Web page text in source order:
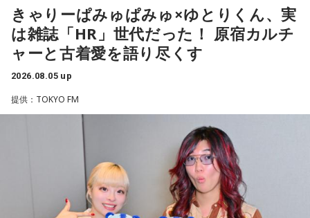
人の方のお名前が分かり、石碑にもお名前が刻まれました。
ご遺族の方も80年の時を経て、「ようやくホッとした」とお
っしゃったといいます。「調査は諦めてはいけない」と話す
齊藤さんですが、まだまだご苦労もあります。
「当時は自分の持ち物に名前を書いていましたので、遺品に
お名前はあるんですが、ご家族からの借物を持っていたりし
て、亡くなったと特定できないケースもあるんです。だか
ら、あの日、列車に乗っていて亡くなった方のご遺族の方に
お目にかかりたいんです」
8月5日、いのはなトンネルの近くでは、慰霊の集いが開かれ
パーソナリティ：アンジー校長（アンジェリーナ1/3・
Gacharic Spin）、たんぼ教頭（溝上たんぼ）
放送日時：月曜～木曜 22:00～23:55／金曜 22:00～22:55
番組Webサイト：https://www.tfm.co.jp/lock/
番組公式X：@sol_info
（左から）パーソナリティのきゃりーぱみゅぱみゅ、株式会
社yutori代表取締役社長 片石貴展さん（ゆとりくん）
ゆとりくんは、Z世代向けアパレルブランドを数多く手がけ、
2023年にはアパレル業界史上最年少で上場を果たしたことで
大きな注目を集めています。きゃりーは「いろんな人から
『ゆとりくんがすごい』という話をよく聞いていて、すごい
気になっていました」と語り、今回の出演を熱烈オファーし
たことを明かします。
◆「今いちばんすごい人」と聞いて実現した初対談
きゃりーぱみゅぱみゅ×ゆとりくん、実
は雑誌「HR」世代だった！ 原宿カルチ
ャーと古着愛を語り尽くす
2026.08.05 up
提供：TOKYO FM